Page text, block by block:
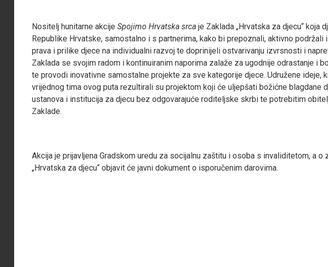
Nositelj hunitarne akcijeSpojimo Hrvatska srca je Zaklada „Hrvatska za djecu“ koja
Republike Hrvatske, samostalno i s partnerima, kako bi prepoznali, aktivno podržali
prava i prilike djece na individualni razvoj te doprinijeli ostvarivanju izvrsnosti i
Zaklada se svojim radom i kontinuiranim naporima zalaže za ugodnije odrastanje i
te provodi inovativne samostalne projekte za sve kategorije djece. Udružene ideje,
vrijednog tima ovog puta rezultirali su projektom koji će uljepšati božićne blagdane
ustanova i institucija za djecu bez odgovarajuće roditeljske skrbi te potrebitim
Zaklade.
Akcija je prijavljena Gradskom uredu za socijalnu zaštitu i osoba s invaliditetom, a o
„Hrvatska za djecu“ objavit će javni dokument o isporučenim darovima.